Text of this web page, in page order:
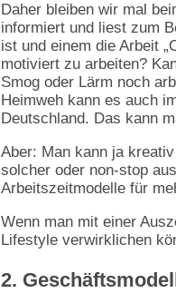
Daher bleiben wir mal
informiert und liest zum
ist und einem die Arbeit
motiviert zu arbeiten?
Smog oder Lärm noch
Heimweh kann es auch
Deutschland. Das kann
Aber: Man kann ja
solcher oder non-stop
Arbeitszeitmodelle für
Wenn man mit einer
Lifestyle verwirklichen
2.